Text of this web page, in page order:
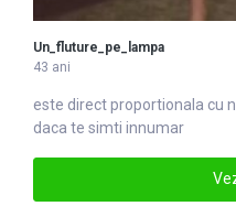
Un_fluture_pe_lampa
43 ani
este direct proportionala cu
daca te simti innumar